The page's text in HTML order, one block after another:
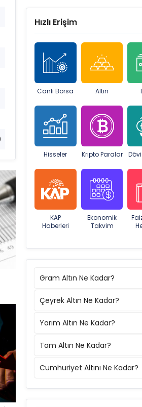
Hızlı Erişim
Canlı Borsa Altın
Hisseler Kripto Paralar
KAP
Haberleri
Ekonomik
Takvim
Gram Altın Ne Kadar?
Çeyrek Altın Ne Kadar?
Yarım Altın Ne Kadar?
Tam Altın Ne Kadar?
Cumhuriyet Altını Ne Kadar?